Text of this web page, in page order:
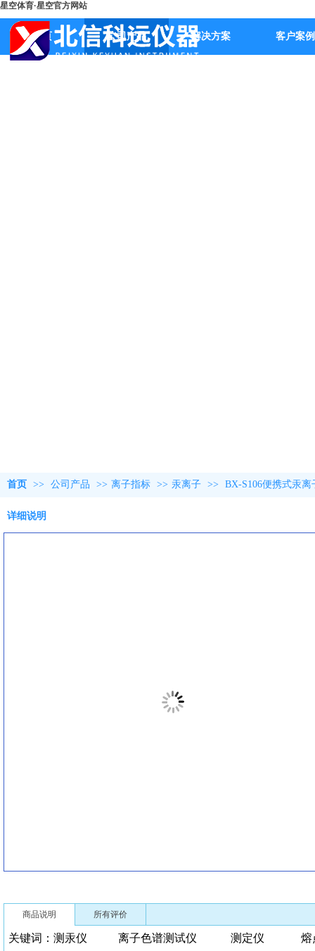
星空体育·星空官方网站
首页 公司产品 解决方案 客户案例
首页 >> 公司产品 >> 离子指标 >> 汞离子 >> BX-S106便携式汞
详细说明
商品说明 所有评价
关键词：测汞仪 离子色谱测试仪 测定仪 熔点